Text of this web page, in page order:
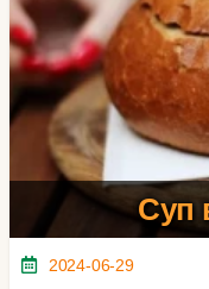
Суп
2024-06-29